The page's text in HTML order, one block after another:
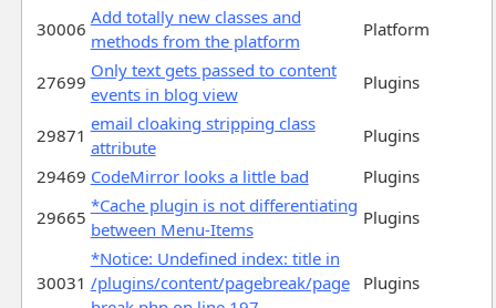
30006
Add totally new classes and
methods from the platform
Platform
27699
Only text gets passed to content
events in blog view
Plugins
29871
email cloaking stripping class
attribute
Plugins
29469 CodeMirror looks a little bad
Plugins
29665
*Cache plugin is not differentiating
between Menu-Items
Plugins
30031
*Notice: Undefined index: title in
/plugins/content/pagebreak/page
Plugins